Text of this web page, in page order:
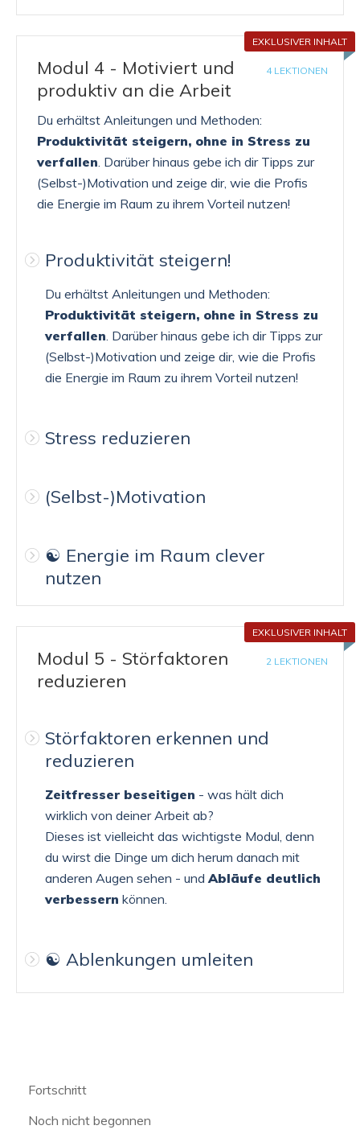
EXKLUSIVER INHALT
4 LEKTIONEN
Modul 4 - Motiviert und
produktiv an die Arbeit
Du erhältst Anleitungen und Methoden:
Produktivität steigern, ohne in Stress zu
verfallen. Darüber hinaus gebe ich dir Tipps zur
(Selbst-)Motivation und zeige dir, wie die Profis
die Energie im Raum zu ihrem Vorteil nutzen!
Produktivität steigern!
Du erhältst Anleitungen und Methoden:
Produktivität steigern, ohne in Stress zu
verfallen. Darüber hinaus gebe ich dir Tipps zur
(Selbst-)Motivation und zeige dir, wie die Profis
die Energie im Raum zu ihrem Vorteil nutzen!
Stress reduzieren
(Selbst-)Motivation
☯️ Energie im Raum clever
nutzen
EXKLUSIVER INHALT
2 LEKTIONEN
Modul 5 - Störfaktoren
reduzieren
Störfaktoren erkennen und
reduzieren
Zeitfresser beseitigen - was hält dich
wirklich von deiner Arbeit ab?
Dieses ist vielleicht das wichtigste Modul, denn
du wirst die Dinge um dich herum danach mit
anderen Augen sehen - undAbläufe deutlich
verbessern können.
☯️ Ablenkungen umleiten
Fortschritt
Noch nicht begonnen